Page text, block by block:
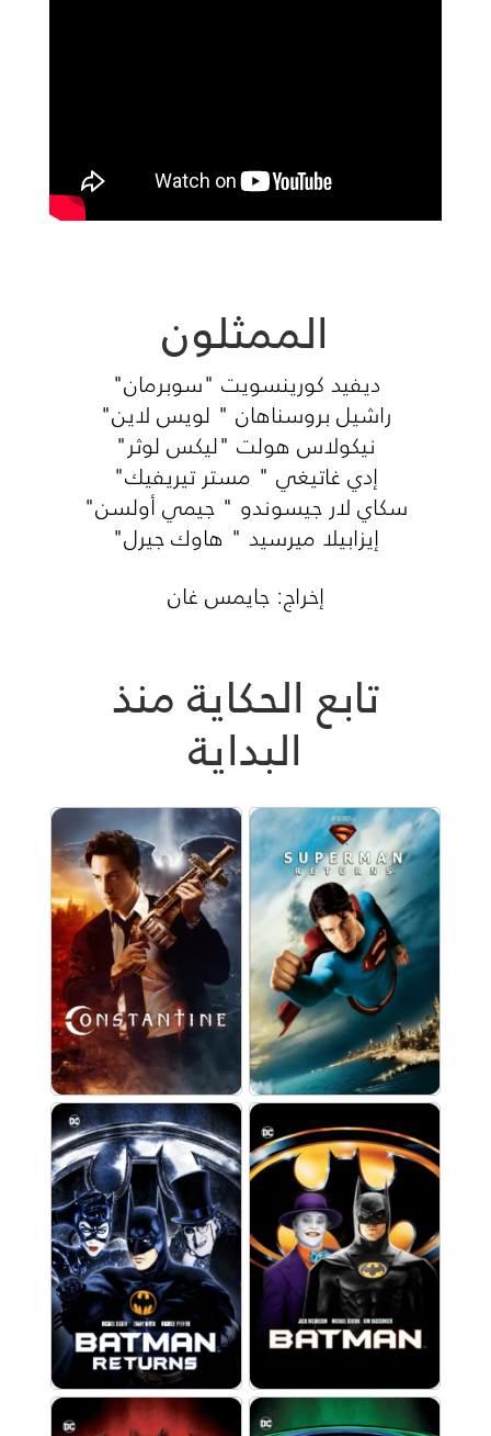
الممثلون
ديفيد كورينسويت "سوبرمان"
راشيل بروسناهان " لويس لاين"
نيكولاس هولت "ليكس لوثر"
إدي غاتيغي " مستر تيريفيك"
سكاي لار جيسوندو " جيمي أولسن"
إيزابيلا ميرسيد " هاوك جيرل"
إخراج: جايمس غان
تابع الحكاية منذ
البداية